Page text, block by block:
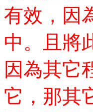
有效，因
中。且將
因為其它
它，那其